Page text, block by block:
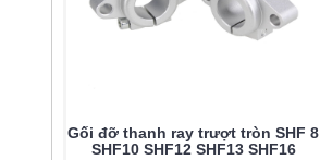
Gối đỡ thanh ray trượt tròn SHF 8
SHF10 SHF12 SHF13 SHF16